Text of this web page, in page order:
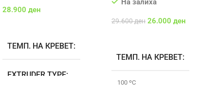
28.900 ден
ТЕМП. НА КРЕВЕТ
EXTRUDER TYPE
На залиха
29.600ден 26.000 ден
ТЕМП. НА КРЕВЕТ
100 ºC